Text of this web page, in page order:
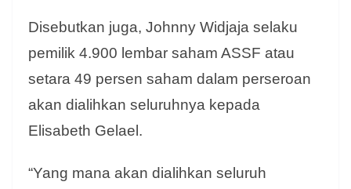
Disebutkan juga, Johnny Widjaja selaku
pemilik 4.900 lembar saham ASSF atau
setara 49 persen saham dalam perseroan
akan dialihkan seluruhnya kepada
Elisabeth Gelael.
“Yang mana akan dialihkan seluruh